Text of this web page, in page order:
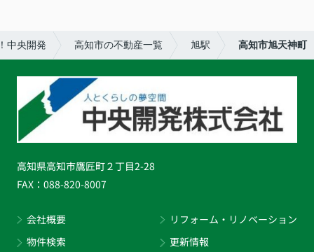
中央開発 高知市の不動産一覧 旭駅 高知市旭天神町
高知県高知市鷹匠町２丁目2-28
FAX： 088-820-8007
会社概要
物件検索
リフォーム・リノベーション
更新情報